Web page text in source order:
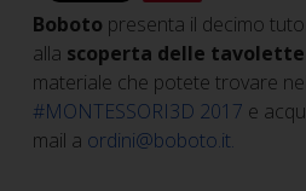
Boboto presenta il decimo
alla scoperta delle
materiale che potete trovare
#MONTESSORI3D 2017 e
mail a ordini@boboto.it.